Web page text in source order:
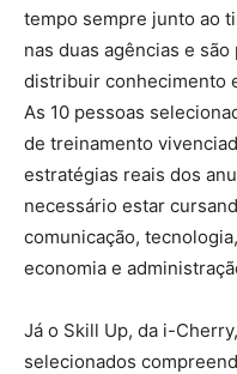
tempo sempre junto ao
nas duas agências e
distribuir conhecimento
As 10 pessoas
de treinamento
estratégias reais dos
necessário estar
comunicação,
economia e
Já o Skill Up, da i-
selecionados